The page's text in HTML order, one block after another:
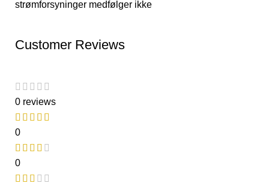
strømforsyninger medfølger ikke
Customer Reviews
0 reviews
0
0